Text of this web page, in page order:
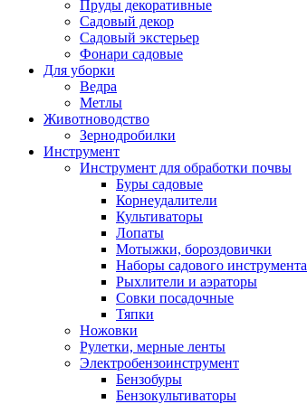
Пруды декоративные
Садовый декор
Садовый экстерьер
Фонари садовые
Для уборки
Ведра
Метлы
Животноводство
Зернодробилки
Инструмент
Инструмент для обработки почвы
Буры садовые
Корнеудалители
Культиваторы
Лопаты
Мотыжки, бороздовички
Наборы садового инструмента
Рыхлители и аэраторы
Совки посадочные
Тяпки
Ножовки
Рулетки, мерные ленты
Электробензоинструмент
Бензобуры
Бензокультиваторы